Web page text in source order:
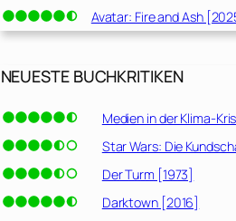
Avatar: Fire and Ash
NEUESTE BUCHKRITIKEN
Medien in der Klima-
Star Wars: Die
Der Turm [1973]
Darktown [2016]